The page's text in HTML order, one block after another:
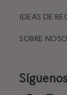
IDEAS DE
SOBRE